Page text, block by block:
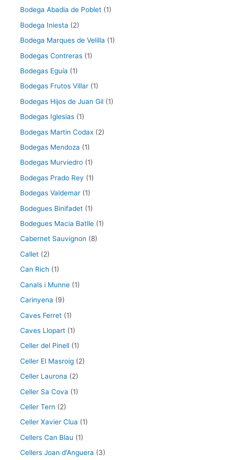
Bodega Abadia de Poblet (1)
Bodega Iniesta (2)
Bodega Marques de Velilla (1)
Bodegas Contreras (1)
Bodegas Eguía (1)
Bodegas Frutos Villar (1)
Bodegas Hijos de Juan Gil (1)
Bodegas Iglesias (1)
Bodegas Martin Codax (2)
Bodegas Mendoza (1)
Bodegas Murviedro (1)
Bodegas Prado Rey (1)
Bodegas Valdemar (1)
Bodegues Binifadet (1)
Bodegues Macia Batlle (1)
Cabernet Sauvignon (8)
Callet (2)
Can Rich (1)
Canals i Munne (1)
Carinyena (9)
Caves Ferret (1)
Caves Llopart (1)
Celler del Pinell (1)
Celler El Masroig (2)
Celler Laurona (2)
Celler Sa Cova (1)
Celler Tern (2)
Celler Xavier Clua (1)
Cellers Can Blau (1)
Cellers Joan d'Anguera (3)